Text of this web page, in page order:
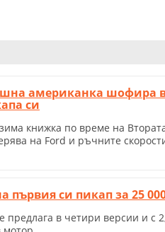
американка шофира
си
книжка по време на
на Ford и ръчните
първия си пикап за 25
предлага в четири версии и с